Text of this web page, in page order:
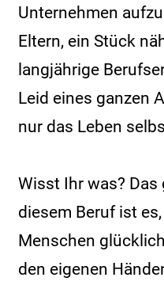
Unternehmen
Eltern, ein Stück
langjährige
Leid eines ganzen
nur das Leben
Wisst Ihr was? Das
diesem Beruf ist
Menschen
den eigenen